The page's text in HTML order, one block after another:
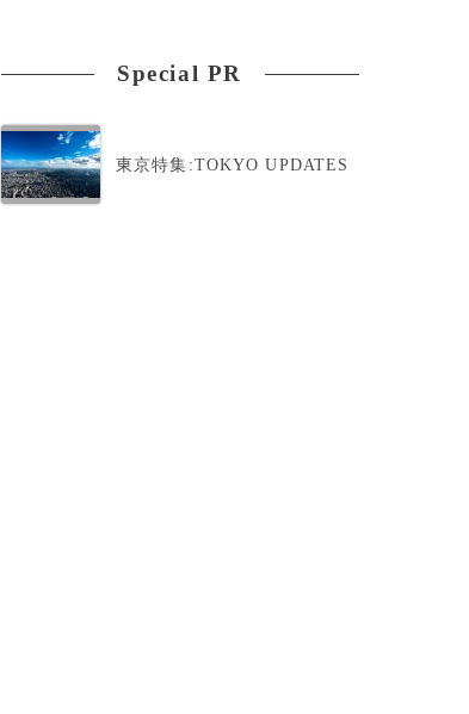
Special PR
東京特集:TOKYO UPDATES